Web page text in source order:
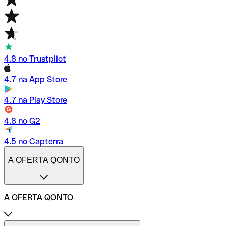
4.8 no Trustpilot
4.7 na App Store
4.7 na Play Store
4.8 no G2
4.5 no Capterra
A OFERTA QONTO
A OFERTA QONTO